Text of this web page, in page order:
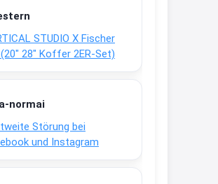
STUDIO X Fischer
28″ Koffer 2ER-Set)
normai
Störung bei
und Instagram
/ Sensodyne Rabatt 3€
15.000www.erlebe-